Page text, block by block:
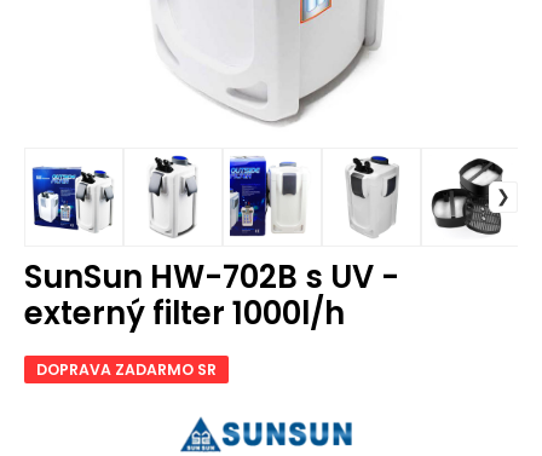
SunSun HW-702B s UV -
externý filter 1000l/h
DOPRAVA ZADARMO SR